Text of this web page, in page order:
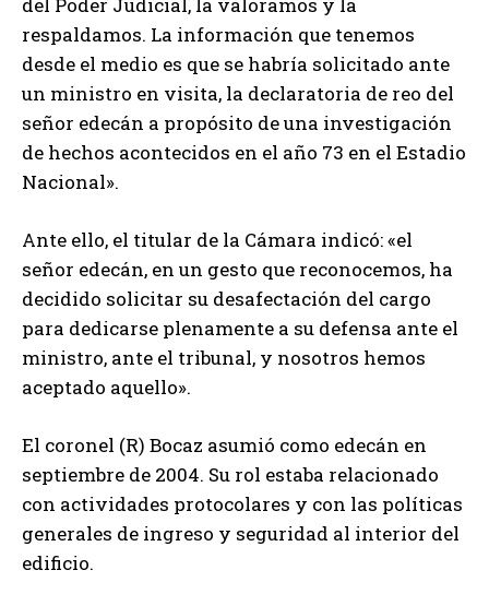
respaldamos. La información que tenemos
desde el medio es que se habría solicitado ante
un ministro en visita, la declaratoria de reo del
señor edecán a propósito de una investigación
de hechos acontecidos en el año 73 en el Estadio
Nacional».
Ante ello, el titular de la Cámara indicó: «el
señor edecán, en un gesto que reconocemos, ha
decidido solicitar su desafectación del cargo
para dedicarse plenamente a su defensa ante el
ministro, ante el tribunal, y nosotros hemos
aceptado aquello».
El coronel (R) Bocaz asumió como edecán en
septiembre de 2004. Su rol estaba relacionado
con actividades protocolares y con las políticas
generales de ingreso y seguridad al interior del
edificio.